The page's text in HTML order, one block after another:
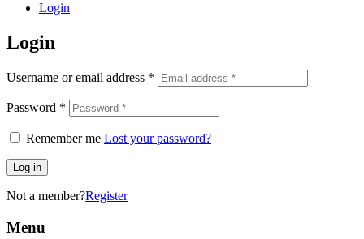
Login
Login
Username or email address *
Password *
Remember me Lost your password?
Log in
Not a member?Register
Menu